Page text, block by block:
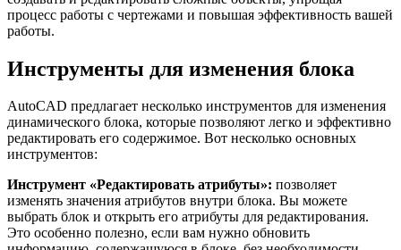
процесс работы с чертежами и повышая эффективность вашей
работы.
Инструменты для изменения блока
AutoCAD предлагает несколько инструментов для изменения
динамического блока, которые позволяют легко и эффективно
редактировать его содержимое. Вот несколько основных
инструментов:
Инструмент «Редактировать атрибуты»: позволяет
изменять значения атрибутов внутри блока. Вы можете
выбрать блок и открыть его атрибуты для редактирования.
Это особенно полезно, если вам нужно обновить